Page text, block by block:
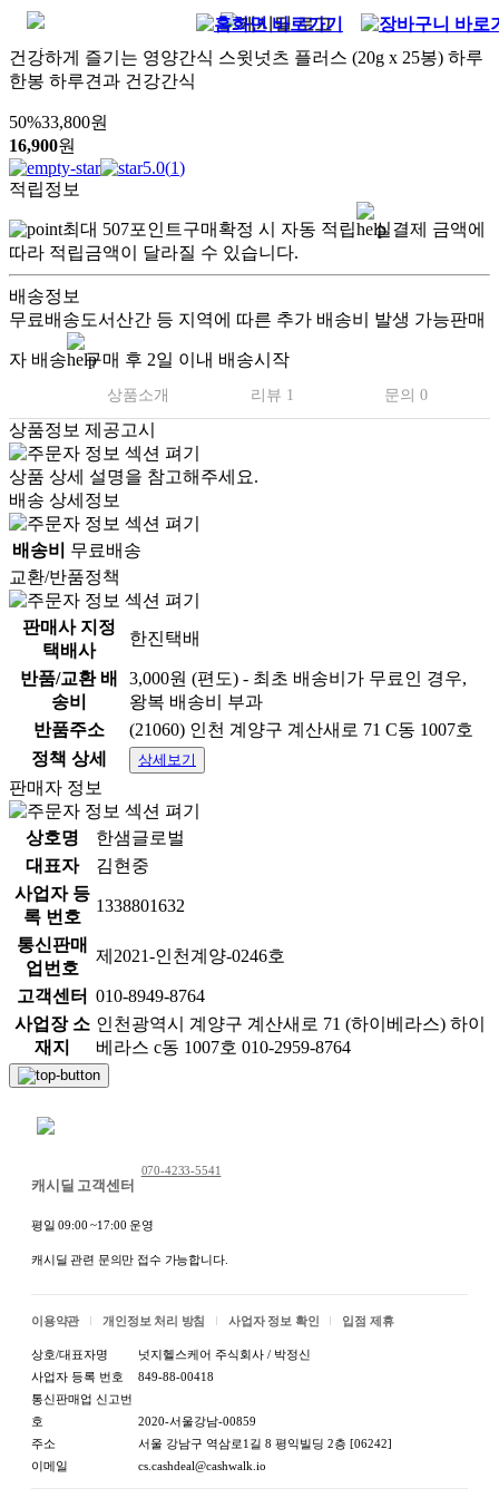
건강하게 즐기는 영양간식 스윗넛츠 플러스 (20g x 25봉) 하루
한봉 하루견과 건강간식
50%33,800원
16,900원
5.0(1)
적립정보
최대 507포인트구매확정 시 자동 적립
실결제 금액에
따라 적립금액이 달라질 수 있습니다.
배송정보
무료배송도서산간 등 지역에 따른 추가 배송비 발생 가능판매
자 배송 구매 후 2일 이내 배송시작
상품소개 리뷰 1 문의 0
상품정보 제공고시
상품 상세 설명을 참고해주세요.
배송 상세정보
배송비
무료배송
교환/반품정책
판매사 지정
택배사
한진택배
반품/교환 배
송비
3,000원 (편도) - 최초 배송비가 무료인 경우,
왕복 배송비 부과
반품주소
(21060) 인천 계양구 계산새로 71 C동 1007호
정책 상세
상세보기
판매자 정보
상호명
한샘글로벌
대표자
김현중
사업자 등
록 번호
1338801632
통신판매
업번호
제2021-인천계양-0246호
고객센터 010-8949-8764
사업장 소
재지
인천광역시 계양구 계산새로 71 (하이베라스) 하이
베라스 c동 1007호 010-2959-8764
캐시딜 고객센터
070-4233-5541
평일 09:00 ~17:00 운영
캐시딜 관련 문의만 접수 가능합니다.
이용약관 개인정보 처리 방침 사업자 정보 확인 입점 제휴
상호/대표자명
넛지헬스케어 주식회사 / 박정신
사업자 등록 번호
849-88-00418
통신판매업 신고번
호
2020-서울강남-00859
주소
서울 강남구 역삼로1길 8 평익빌딩 2층 [06242]
이메일
cs.cashdeal@cashwalk.io